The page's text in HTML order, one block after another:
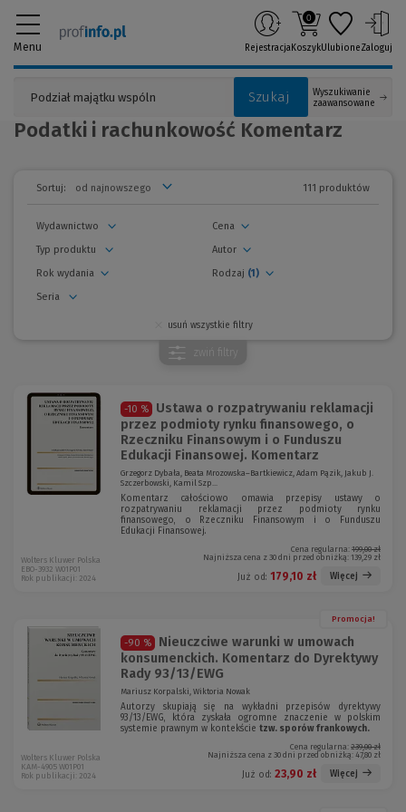
Menu
Szukaj
Wyszukiwanie
zaawansowane
Rejestracja
0
KoszykUlubioneZaloguj
Podatki i rachunkowość Komentarz
Sortuj: 111 produktów
Wydawnictwo
Rodzaj (1)
Autor
Seria
Cena
Rok wydania
Typ produktu
usuń wszystkie filtry
zwiń filtry
-10 %
Ustawa o rozpatrywaniu reklamacji
przez podmioty rynku finansowego, o
Rzeczniku Finansowym i o Funduszu
Edukacji Finansowej. Komentarz
Grzegorz Dybała, Beata Mrozowska–Bartkiewicz, Adam Pązik, Jakub J.
Szczerbowski, Kamil Szp...
Komentarz całościowo omawia przepisy ustawy o
rozpatrywaniu reklamacji przez podmioty rynku
finansowego, o Rzeczniku Finansowym i o Funduszu
Edukacji Finansowej.
Cena regularna: 199,00 zł
Najniższa cena z 30 dni przed obniżką: 139,29 zł
Już od: 179,10 zł Więcej
Wolters Kluwer Polska
EBO-3932 W01P01
Rok publikacji: 2024
Promocja!
-90 %
Nieuczciwe warunki w umowach
konsumenckich. Komentarz do Dyrektywy
Rady 93/13/EWG
Mariusz Korpalski, Wiktoria Nowak
Autorzy skupiają się na wykładni przepisów dyrektywy
93/13/EWG, która zyskała ogromne znaczenie w polskim
systemie prawnym w kontekście tzw. sporów frankowych.
Cena regularna: 239,00 zł
Najniższa cena z 30 dni przed obniżką: 47,80 zł
Już od: 23,90 zł Więcej
Wolters Kluwer Polska
KAM-4905 W01P01
Rok publikacji: 2024